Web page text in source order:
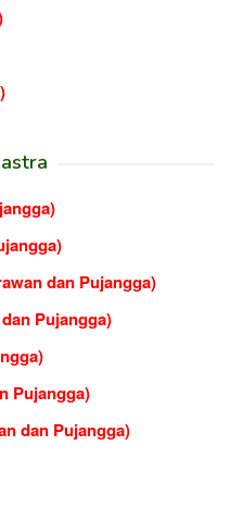
dan Pujangga)
Pujangga)
Pujangga)
dan Pujangga)